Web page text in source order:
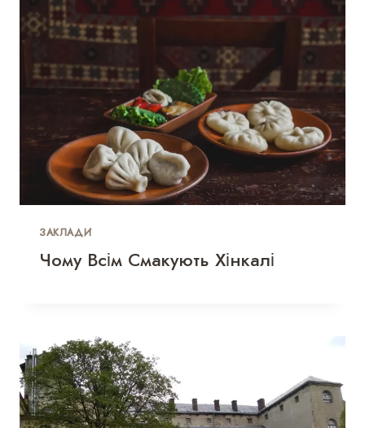
ЗАКЛАДИ
Чому Всім Смакують Хінкалі